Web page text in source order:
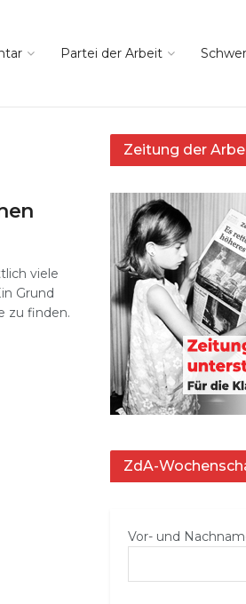
Partei der Arbeit
viele
Grund
zu finden.
Zeitung der
ZdA-
Vor- und